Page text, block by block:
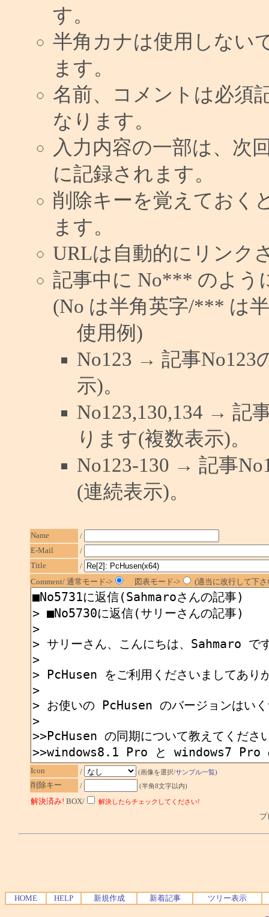
す。
半角カナは使用しない
ます。
名前、コメントは必須
なります。
入力内容の一部は、次
に記録されます。
削除キーを覚えておく
ます。
URLは自動的にリンク
記事中に No*** のよう
(No は半角英字/*** は
使用例)
No123 → 記事No123
示)。
No123,130,134 → 記
ります(複数表示)。
No123-130 → 記事
(連続表示)。
Name
/
E-Mail
/
Title
/
Comment/ 通常モード->
図表モード-> (適当に改行して下
Icon / (画像を選択/サンプル一覧)
削除キー / (半角8文字以内)
解決済み! BOX/ 解決したらチェックしてください!
プ
HOME HELP 新規作成 新着記事 ツリー表示